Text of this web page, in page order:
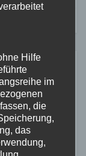
Hilfe
im
die
das